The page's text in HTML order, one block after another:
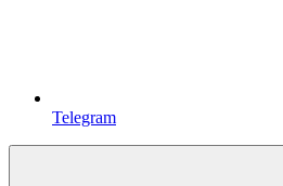
Telegram